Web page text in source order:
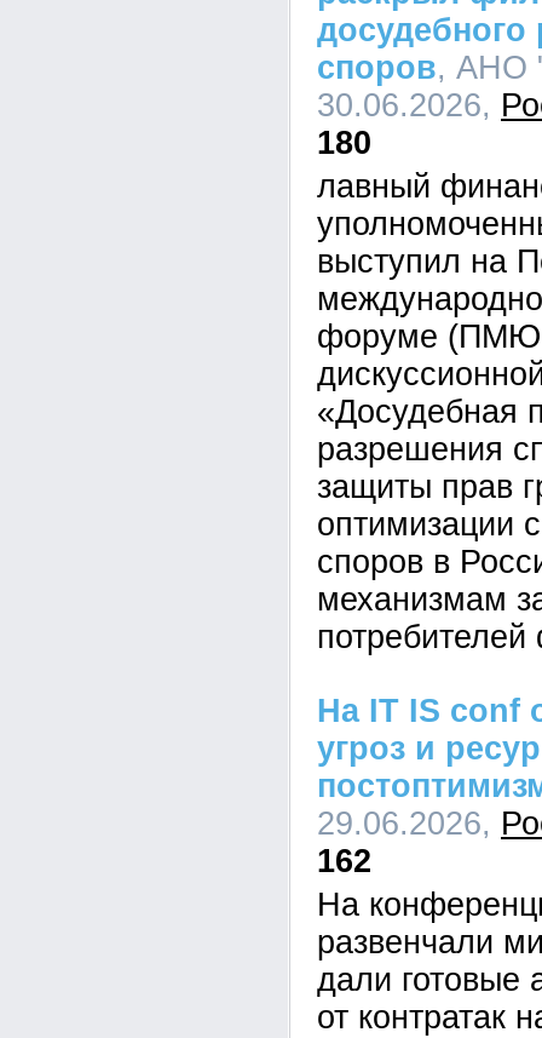
досудебного
споров, АНО
30.06.2026,
180
лавный
выступил на
форуме
«Досудебная
разрешения
защиты прав
оптимизации
споров в
механизмам
На IT IS conf
угроз и
29.06.2026,
162
На
развенчали
дали готовые
от контратак